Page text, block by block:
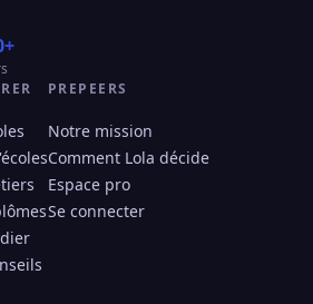
PREPEERS
Notre mission
Comment Lola décide
Espace pro
Se connecter